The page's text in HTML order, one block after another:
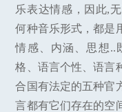
乐表达情感，因此,
何种音乐形式，都是
情感、内涵、思想..
格、语言个性、语言
合国有法定的五种官
言都有它们存在的空